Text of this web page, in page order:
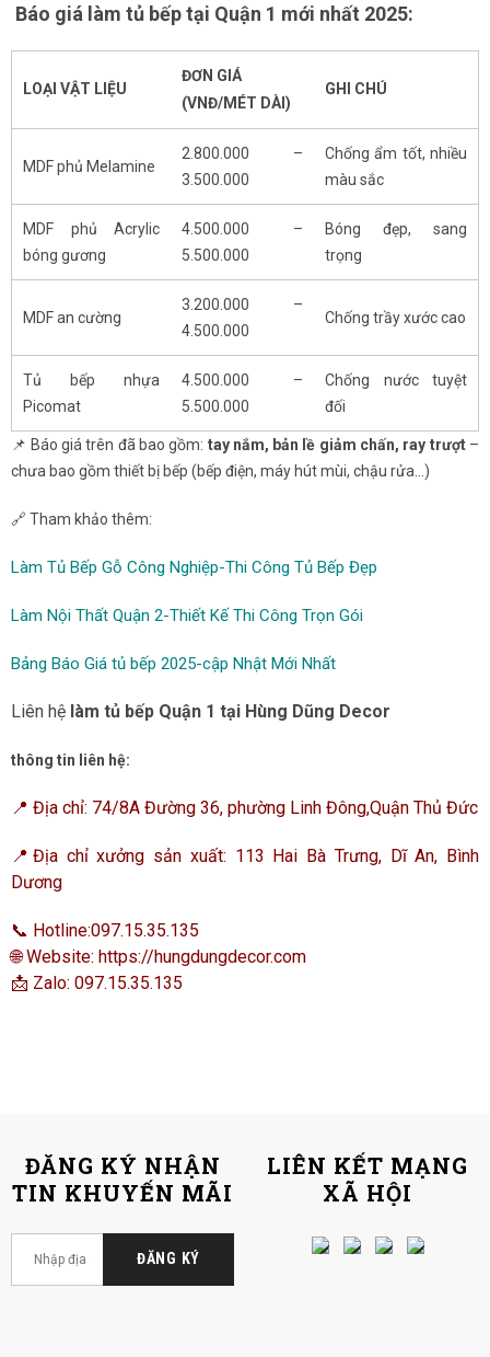
Báo giá làm tủ bếp tại Quận 1 mới nhất 2025:
LOẠI VẬT LIỆU
ĐƠN GIÁ
(VNĐ/MÉT DÀI)
GHI CHÚ
MDF phủ Melamine
2.800.000 –
3.500.000
Chống ẩm tốt, nhiều
màu sắc
MDF phủ Acrylic
bóng gương
4.500.000 –
5.500.000
Bóng đẹp, sang
trọng
MDF an cường
3.200.000 –
4.500.000
Chống trầy xước cao
Tủ bếp nhựa
Picomat
4.500.000 –
5.500.000
Chống nước tuyệt
đối
📌 Báo giá trên đã bao gồm: tay nắm, bản lề giảm chấn, ray trượt–
chưa bao gồm thiết bị bếp (bếp điện, máy hút mùi, chậu rửa…)
🔗 Tham khảo thêm:
Làm Tủ Bếp Gỗ Công Nghiệp-Thi Công Tủ Bếp Đẹp
Làm Nội Thất Quận 2-Thiết Kế Thi Công Trọn Gói
Bảng Báo Giá tủ bếp 2025-cập Nhật Mới Nhất
Liên hệ làm tủ bếp Quận 1 tại Hùng Dũng Decor
thông tin liên hệ:
📍 Địa chỉ: 74/8A Đường 36, phường Linh Đông,Quận Thủ Đức
📍Địa chỉ xưởng sản xuất: 113 Hai Bà Trưng, Dĩ An, Bình
Dương
📞 Hotline:097.15.35.135
🌐 Website: https://hungdungdecor.com
📩 Zalo: 097.15.35.135
ĐĂNG KÝ NHẬN
TIN KHUYẾN MÃI
LIÊN KẾT MẠNG
XÃ HỘI